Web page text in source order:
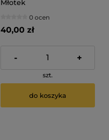
Młotek
0 ocen
40,00 zł
- +
szt.
do koszyka